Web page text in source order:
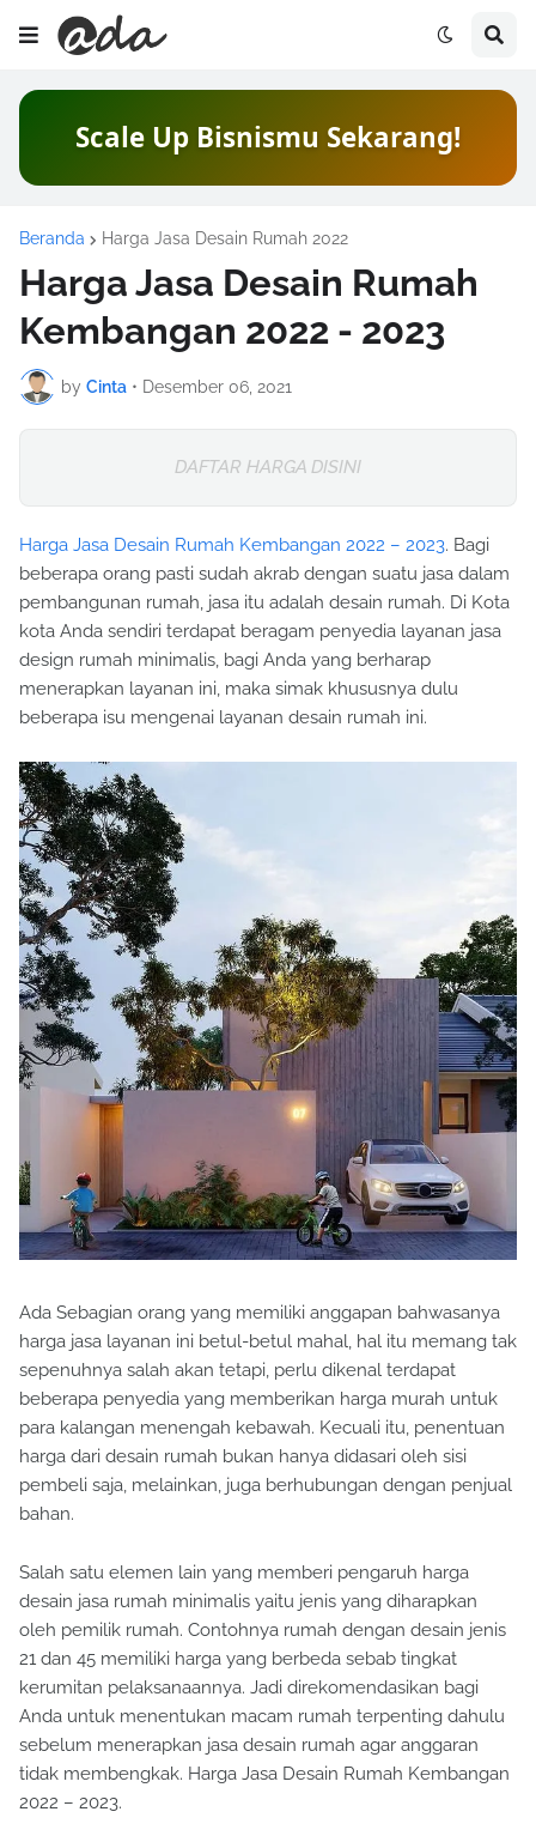
Sambutlah Era Digital
Harga Jasa Desain Rumah
Kembangan 2022 - 2023
Harga Jasa Desain Rumah Kembangan 2022 – 2023. Bagi
beberapa orang pasti sudah akrab dengan suatu jasa dalam
pembangunan rumah, jasa itu adalah desain rumah. Di Kota
kota Anda sendiri terdapat beragam penyedia layanan jasa
design rumah minimalis, bagi Anda yang berharap
menerapkan layanan ini, maka simak khususnya dulu
Ada Sebagian orang yang memiliki anggapan bahwasanya
harga jasa layanan ini betul-betul mahal, hal itu memang tak
sepenuhnya salah akan tetapi, perlu dikenal terdapat
beberapa penyedia yang memberikan harga murah untuk
para kalangan menengah kebawah. Kecuali itu, penentuan
harga dari desain rumah bukan hanya didasari oleh sisi
pembeli saja, melainkan, juga berhubungan dengan penjual
Salah satu elemen lain yang memberi pengaruh harga
desain jasa rumah minimalis yaitu jenis yang diharapkan
oleh pemilik rumah. Contohnya rumah dengan desain jenis
21 dan 45 memiliki harga yang berbeda sebab tingkat
kerumitan pelaksanaannya. Jadi direkomendasikan bagi
Anda untuk menentukan macam rumah terpenting dahulu
sebelum menerapkan jasa desain rumah agar anggaran
tidak membengkak. Harga Jasa Desain Rumah Kembangan